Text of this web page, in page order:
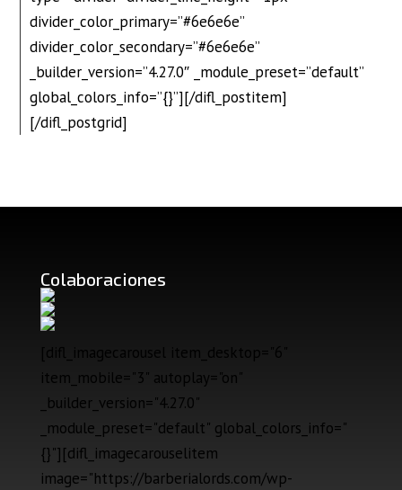
divider_color_primary=”#6e6e6e”
divider_color_secondary=”#6e6e6e”
_builder_version=”4.27.0″ _module_preset=”default”
global_colors_info=”{}”][/difl_postitem]
[/difl_postgrid]
Colaboraciones
item_mobile="3" autoplay="on"
_builder_version="4.27.0"
_module_preset="default" global_colors_info="
{}"][difl_imagecarouselitem
image="https://barberialords.com/wp-